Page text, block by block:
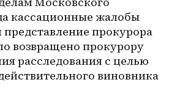
кассационные жалобы
представление прокурора
возвращено прокурору
расследования с целью
виновника